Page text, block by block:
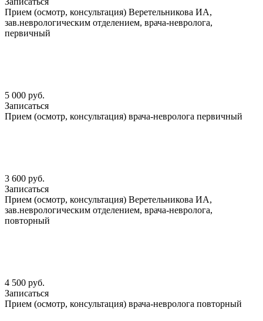
Прием (осмотр, консультация) Веретельникова ИА,
зав.неврологическим отделением, врача-невролога,
первичный
5 000 руб.
Записаться
Прием (осмотр, консультация) врача-невролога первичный
3 600 руб.
Записаться
Прием (осмотр, консультация) Веретельникова ИА,
зав.неврологическим отделением, врача-невролога,
повторный
4 500 руб.
Записаться
Прием (осмотр, консультация) врача-невролога повторный